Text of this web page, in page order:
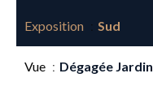
Exposition Sud
Vue Dégagée Jardin